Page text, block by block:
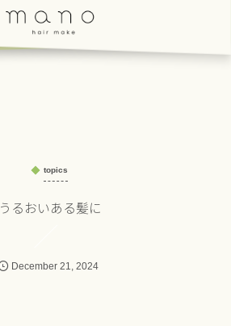
topics
うるおいある髪に
December 21 ,2024